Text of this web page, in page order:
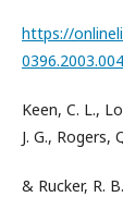
https://
Keen, C. L.,
J. G., Rogers,
& Rucker, R.